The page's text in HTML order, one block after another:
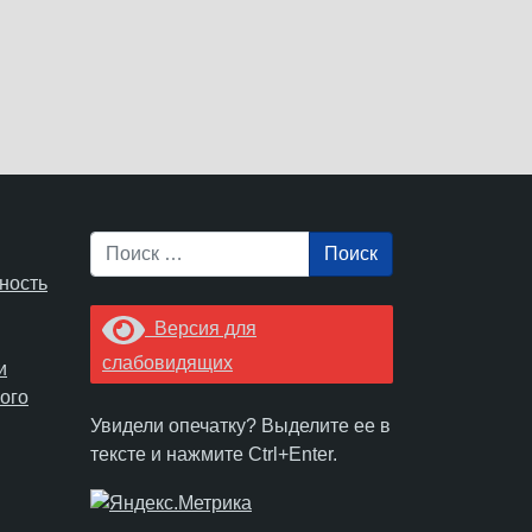
Поиск
Версия для
слабовидящих
Увидели опечатку? Выделите ее в
тексте и нажмите Ctrl+Enter.